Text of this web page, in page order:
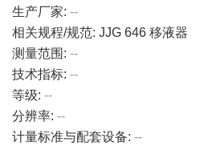
生产厂家: --
相关规程/规范: JJG 646 移液器
测量范围: --
技术指标: --
等级: --
分辨率: --
计量标准与配套设备: --